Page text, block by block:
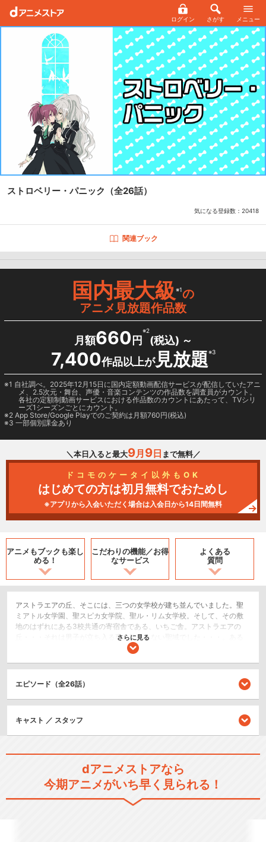
ログイン さがす メニュー
ストロベリー・パニック （全26話）
気になる登録数： 20418
関連ブック
国内最大級※1の
アニメ見放題作品数
月額660 円
※2
(税込) ～
7,400作品以上が見放題※3
1 自社調べ。2025年12月15日に国内定額動画配信サービスが配信していたアニ
メ、2.5次元・舞台、声優・音楽コンテンツの作品数を調査員がカウント。
各社の定額制動画サービスにおける作品数のカウントにあたって、TVシリ
ーズ1シーズンごとにカウント。
2 App Store/Google Playでのご契約は月額760円(税込)
3 一部個別課金あり
＼本日入ると最大9月 9日 まで無料／
ドコモのケータイ以外もOK
はじめての方は初月無料でおためし
※アプリから入会いただく場合は入会日から14日間無料
アニメもブックも楽し
める！
こだわりの機能／お得
なサービス
よくある
質問
アストラエアの丘、そこには、三つの女学校が建ち並んでいました。聖
ミアトル女学園、聖スピカ女学院、聖ル・リム女学校。そして、その敷
地のはずれにある3校共通の寄宿舎である、いちご舎。アストラエアの
丘・・・それは男子が立ち入る事の許されない聖域でした・・・。ある
事情で聖ミアトル女学園の4年生(中高一貫教育のため実際の高校1年生に
と不安で胸がいっぱいでした。その編入初日に誰もが憧れる『エトワー
ル』の“花園静馬”(はなぞのしずま)に出会い、その美しさに心を奪われた
瞬間、身体が動かなくなってしまう。一方、そんな渚砂を優しく見つめ
る静馬は渚砂の肩に両手を伸ばし顔を近づけ、そして・・・!?学年も学校
なヒミツの花園で起きる出来事をあなたもちょっと覗いてみません
か・・・?
さらに見る
閉じる
エピソード（全26話）
キャスト ／ スタッフ
dアニメストアなら
今期アニメがいち早く見られる！